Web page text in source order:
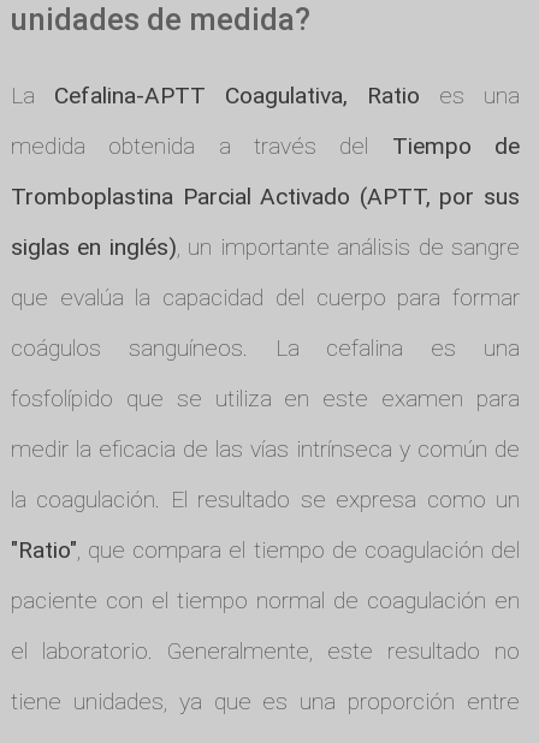
unidades de medida?
La Cefalina-APTT Coagulativa, Ratio es una
medida obtenida a través del Tiempo de
Tromboplastina Parcial Activado (APTT, por sus
siglas en inglés), un importante análisis de sangre
que evalúa la capacidad del cuerpo para formar
coágulos sanguíneos. La cefalina es una
fosfolípido que se utiliza en este examen para
medir la eficacia de las vías intrínseca y común de
la coagulación. El resultado se expresa como un
"Ratio", que compara el tiempo de coagulación del
paciente con el tiempo normal de coagulación en
el laboratorio. Generalmente, este resultado no
tiene unidades, ya que es una proporción entre